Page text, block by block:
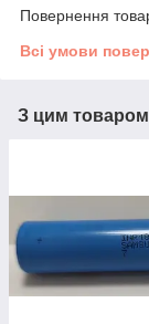
Повернення
Всі умови
З цим